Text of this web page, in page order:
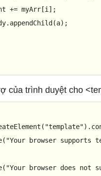
+= myArr[i];
. appendChild (a);
của trình duyệt cho
( "template").
( "Your browser supports
( "Your browser does not